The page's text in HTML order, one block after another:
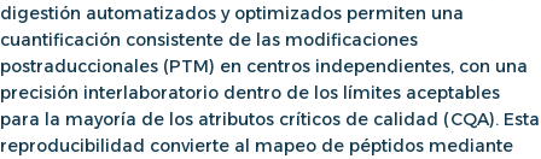
digestión automatizados y optimizados permiten una
cuantificación consistente de las modificaciones
postraduccionales (PTM) en centros independientes, con una
precisión interlaboratorio dentro de los límites aceptables
para la mayoría de los atributos críticos de calidad (CQA). Esta
reproducibilidad convierte al mapeo de péptidos mediante